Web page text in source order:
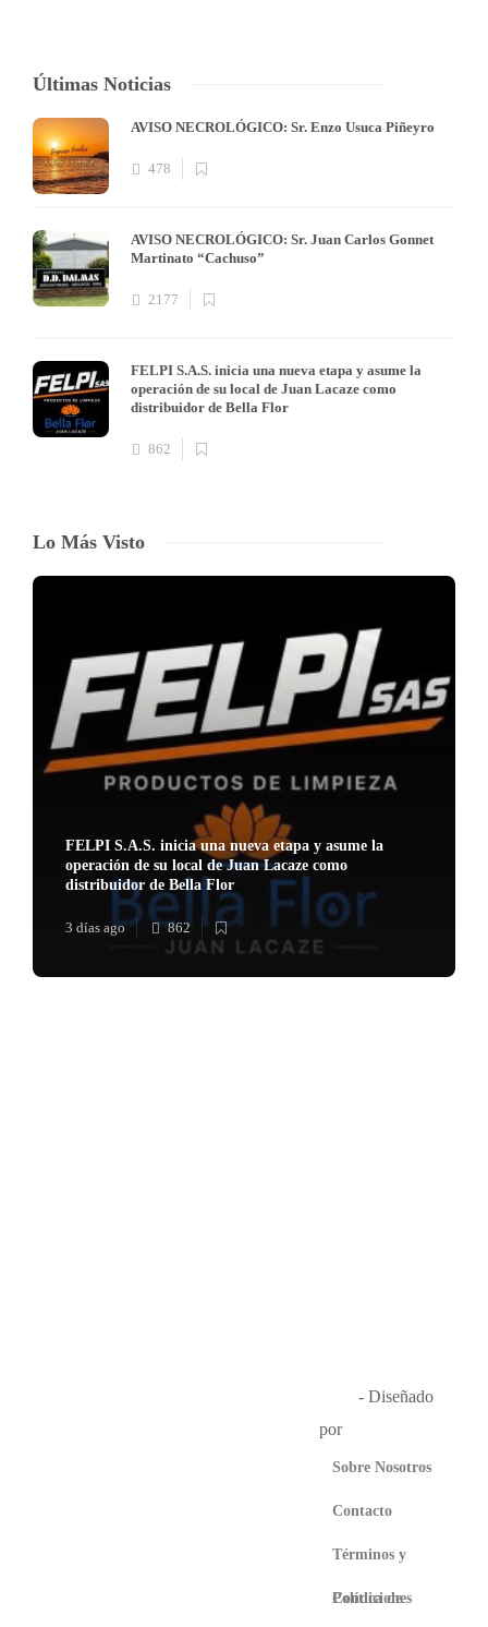
Últimas Noticias
AVISO NECROLÓGICO: Sr. Enzo Usuca Piñeyro
478
AVISO NECROLÓGICO: Sr. Juan Carlos Gonnet
Martinato “Cachuso”
2177
FELPI S.A.S. inicia una nueva etapa y asume la
operación de su local de Juan Lacaze como
distribuidor de Bella Flor
862
Lo Más Visto
FELPI S.A.S. inicia una nueva etapa y asume la
operación de su local de Juan Lacaze como
distribuidor de Bella Flor
3 días ago 862
- Diseñado
por
Sobre Nosotros
Contacto
Términos y
Condiciones
Política de